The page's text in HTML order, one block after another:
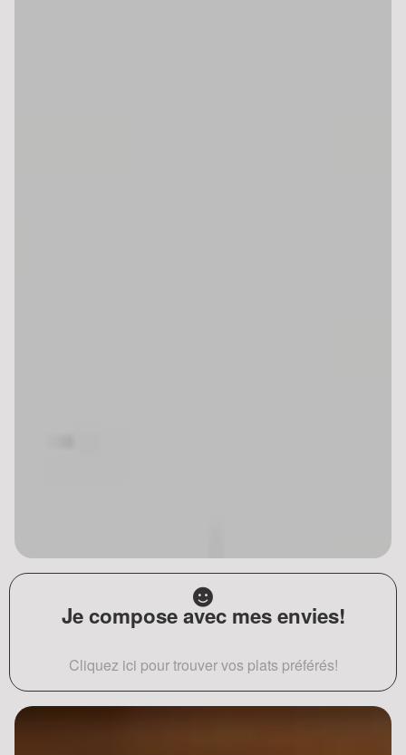
Je compose avec mes envies!
Cliquez ici pour trouver vos plats préférés!